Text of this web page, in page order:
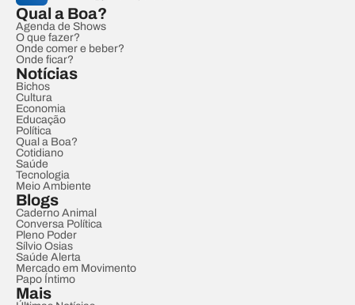
Qual a Boa?
Agenda de Shows
O que fazer?
Onde comer e beber?
Onde ficar?
Notícias
Bichos
Cultura
Economia
Educação
Política
Qual a Boa?
Cotidiano
Saúde
Tecnologia
Meio Ambiente
Blogs
Caderno Animal
Conversa Política
Pleno Poder
Sílvio Osias
Saúde Alerta
Mercado em Movimento
Papo Íntimo
Mais